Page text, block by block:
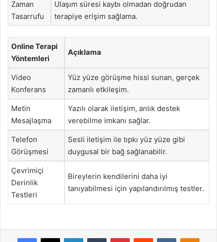
Zaman
Tasarrufu
Ulaşım süresi kaybı olmadan doğrudan
terapiye erişim sağlama.
Online Terapi
Yöntemleri
Açıklama
Video
Konferans
Yüz yüze görüşme hissi sunan, gerçek
zamanlı etkileşim.
Metin
Mesajlaşma
Yazılı olarak iletişim, anlık destek
verebilme imkanı sağlar.
Telefon
Görüşmesi
Sesli iletişim ile tıpkı yüz yüze gibi
duygusal bir bağ sağlanabilir.
Çevrimiçi
Derinlik
Testleri
Bireylerin kendilerini daha iyi
tanıyabilmesi için yapılandırılmış testler.
Facebook
X LinkedInTumblr PinterestReddit VKontakte